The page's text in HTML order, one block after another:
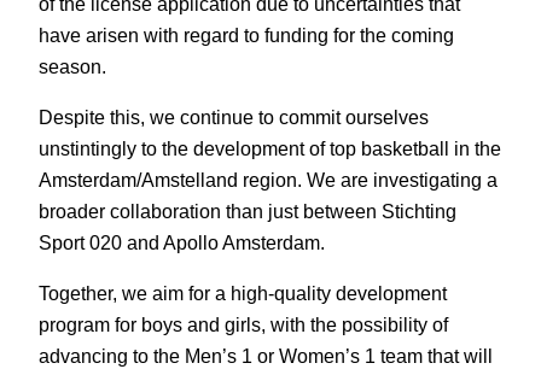
have arisen with regard to funding for the coming
season.
Despite this, we continue to commit ourselves
unstintingly to the development of top basketball in the
Amsterdam/Amstelland region. We are investigating a
broader collaboration than just between Stichting
Sport 020 and Apollo Amsterdam.
Together, we aim for a high-quality development
program for boys and girls, with the possibility of
advancing to the Men’s 1 or Women’s 1 team that will